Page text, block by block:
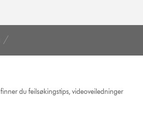
finner du feilsøkingstips, videoveiledninger